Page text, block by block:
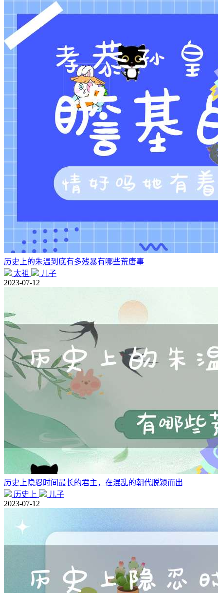
历史上的朱温到底有多残暴有哪些荒唐事
太祖
儿子
2023-07-12
历史上隐忍时间最长的君主，在混乱的朝代脱颖而出
历史上
儿子
2023-07-12